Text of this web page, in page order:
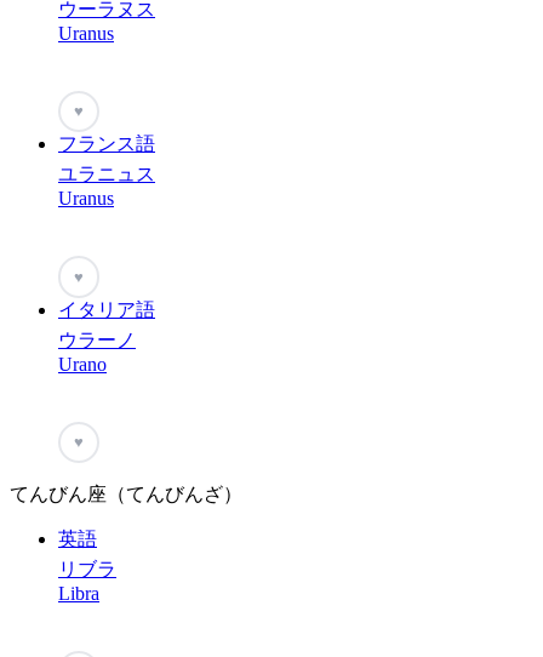
ウーラヌス
Uranus
♥
フランス語
ユラニュス
Uranus
♥
イタリア語
ウラーノ
Urano
♥
てんびん座（てんびんざ）
英語
リブラ
Libra